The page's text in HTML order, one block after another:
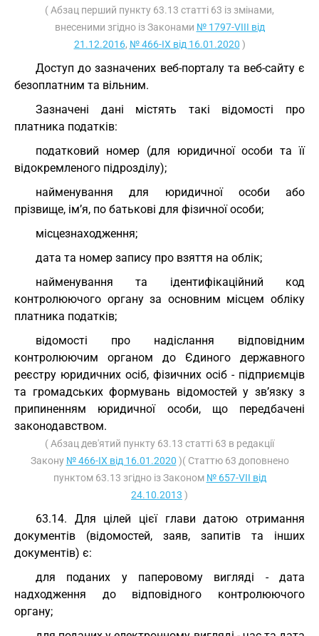
( Абзац перший пункту 63.13 статті 63 із змінами,
внесеними згідно із Законами № 1797-VIII від
21.12.2016, № 466-IX від 16.01.2020 )
Доступ до зазначених веб-порталу та веб-сайту є
безоплатним та вільним.
Зазначені дані містять такі відомості про
платника податків:
податковий номер (для юридичної особи та її
відокремленого підрозділу);
найменування для юридичної особи або
прізвище, ім’я, по батькові для фізичної особи;
місцезнаходження;
дата та номер запису про взяття на облік;
найменування та ідентифікаційний код
контролюючого органу за основним місцем обліку
платника податків;
відомості про надіслання відповідним
контролюючим органом до Єдиного державного
реєстру юридичних осіб, фізичних осіб - підприємців
та громадських формувань відомостей у зв’язку з
припиненням юридичної особи, що передбачені
законодавством.
( Абзац дев'ятий пункту 63.13 статті 63 в редакції
Закону № 466-IX від 16.01.2020 )( Статтю 63 доповнено
пунктом 63.13 згідно із Законом № 657-VII від
24.10.2013 )
63.14. Для цілей цієї глави датою отримання
документів (відомостей, заяв, запитів та інших
документів) є:
для поданих у паперовому вигляді - дата
надходження до відповідного контролюючого
органу;